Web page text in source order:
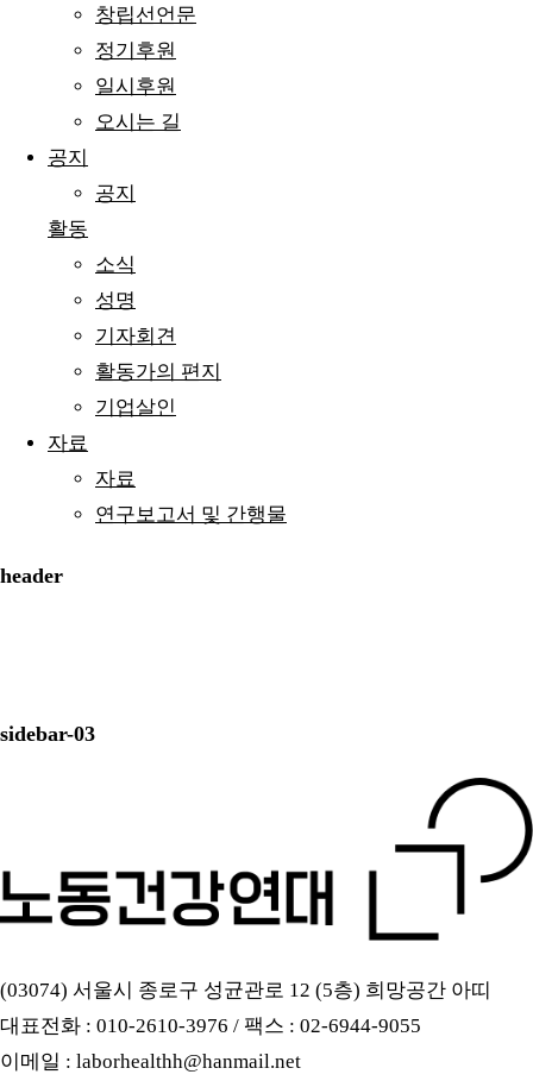
창립선언문
정기후원
일시후원
오시는 길
공지
공지
활동
소식
성명
기자회견
활동가의 편지
기업살인
자료
자료
연구보고서 및 간행물
header
sidebar-03
(03074) 서울시 종로구 성균관로 12 (5층) 희망공간 아띠
대표전화 : 010-2610-3976 / 팩스 : 02-6944-9055
이메일 : laborhealthh@hanmail.net